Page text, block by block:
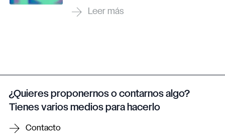
¿Quieres proponernos o contarnos algo?
Tienes varios medios para hacerlo
Contacto